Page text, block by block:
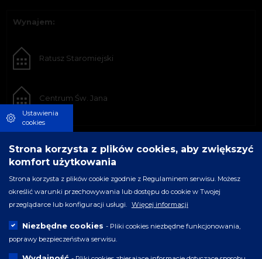
Wynajem:
Ratusz Staromiejski
Centrum Św. Jana
Ustawienia
cookies
Strona korzysta z plików cookies, aby zwiększyć
komfort użytkowania
Strona korzysta z plików cookie zgodnie z Regulaminem serwisu. Możesz
określić warunki przechowywania lub dostępu do cookie w Twojej
przeglądarce lub konfiguracji usługi.
Więcej informacji
Niezbędne cookies - Pliki cookies niezbędne funkcjonowania,
poprawy bezpieczeństwa serwisu.